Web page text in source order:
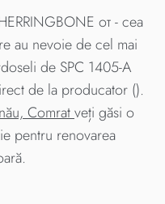
от - cea
au nevoie de cel mai
de SPC 1405-A
de la producator ().
Comratveți găsi o
pentru renovarea